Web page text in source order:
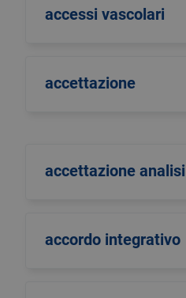
accessi vascolari
accettazione
accettazione analisi
accordo integrativo